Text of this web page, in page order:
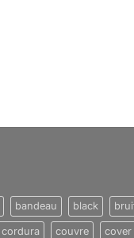
bandeau black
cordura couvre cover